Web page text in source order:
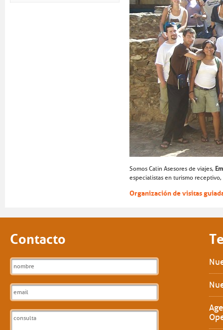
Somos Calin Asesores de viajes,
especialistas en turismo
Organización de visitas
Contacto